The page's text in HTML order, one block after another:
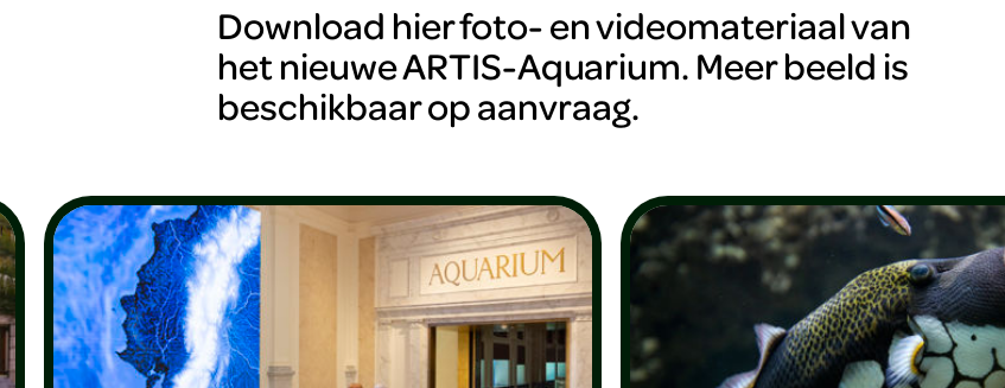
Download hier foto- en videomateriaal van
het nieuwe ARTIS-Aquarium. Meer beeld is
beschikbaar op aanvraag.